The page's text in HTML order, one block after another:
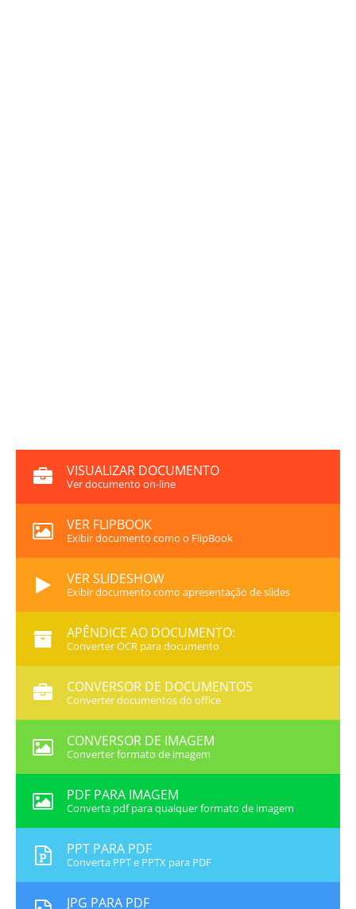
VISUALIZAR DOCUMENTO
Ver documento on-line
VER FLIPBOOK
Exibir documento como o FlipBook
VER SLIDESHOW
Exibir documento como apresentação de slides
APÊNDICE AO DOCUMENTO:
Converter OCR para documento
CONVERSOR DE DOCUMENTOS
Converter documentos do office
CONVERSOR DE IMAGEM
Converter formato de imagem
PDF PARA IMAGEM
Converta pdf para qualquer formato de imagem
PPT PARA PDF
Converta PPT e PPTX para PDF
JPG PARA PDF